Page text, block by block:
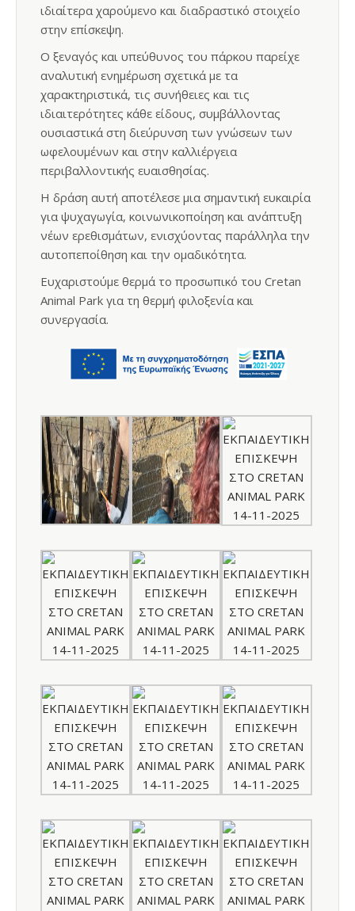
ιδιαίτερα χαρούμενο και διαδραστικό στοιχείο
στην επίσκεψη.
Ο ξεναγός και υπεύθυνος του πάρκου παρείχε
αναλυτική ενημέρωση σχετικά με τα
χαρακτηριστικά, τις συνήθειες και τις
ιδιαιτερότητες κάθε είδους, συμβάλλοντας
ουσιαστικά στη διεύρυνση των γνώσεων των
ωφελουμένων και στην καλλιέργεια
περιβαλλοντικής ευαισθησίας.
Η δράση αυτή αποτέλεσε μια σημαντική ευκαιρία
για ψυχαγωγία, κοινωνικοποίηση και ανάπτυξη
νέων ερεθισμάτων, ενισχύοντας παράλληλα την
αυτοπεποίθηση και την ομαδικότητα.
Ευχαριστούμε θερμά το προσωπικό του Cretan
Animal Park για τη θερμή φιλοξενία και
συνεργασία.